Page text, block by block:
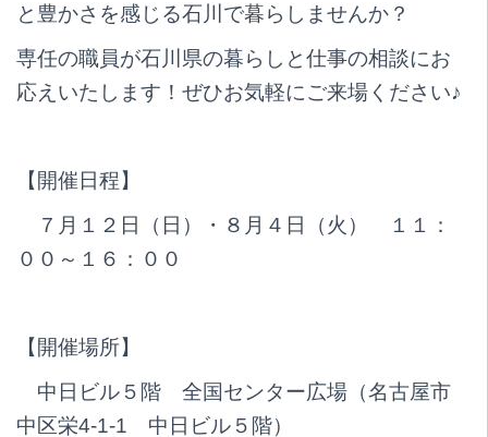
と豊かさを感じる石川で暮らしませんか？
専任の職員が石川県の暮らしと仕事の相談にお
応えいたします！ぜひお気軽にご来場ください♪
【開催日程】
７月１２日（日）・８月４日（火） １１：
００～１６：００
【開催場所】
中日ビル５階 全国センター広場（名古屋市
中区栄4-1-1 中日ビル５階）